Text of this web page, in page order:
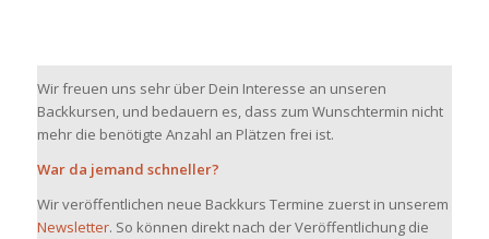
Wir freuen uns sehr über Dein Interesse an unseren
Backkursen, und bedauern es, dass zum Wunschtermin nicht
mehr die benötigte Anzahl an Plätzen frei ist.
War da jemand schneller?
Wir veröffentlichen neue Backkurs Termine zuerst in unserem
Newsletter. So können direkt nach der Veröffentlichung die